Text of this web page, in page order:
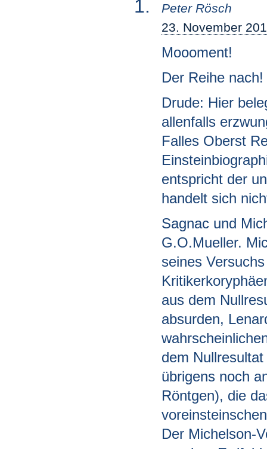
Peter Rösch
23. November
Moooment!
Der Reihe nach!
Drude: Hier
allenfalls
Falles Oberst
entspricht der
handelt sich
Sagnac und
G.O.Mueller.
seines
aus dem
absurden,
dem
übrigens noch
Röntgen), die
Der Michelson-